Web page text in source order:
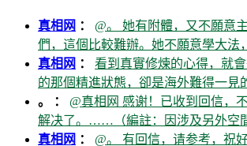
真相网 ： @。 她有附體，又不願意
們，這個比較難辦。她不願意學大法
真相网 ： 看到真實修煉的心得，就
的那個精進狀態，卻是海外難得一見
。 ： @真相网 感谢！已收到回信，
解决了。……（編註：因涉及另外空
真相网 ： @。 有回信，请参考，祝好